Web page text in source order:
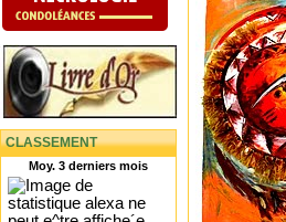
CLASSEMENT
Moy. 3 derniers mois